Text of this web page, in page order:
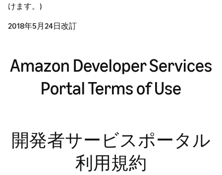
けます。)
2018年5月24日改訂
Amazon Developer Services
Portal Terms of Use
開発者サービスポータル
利用規約